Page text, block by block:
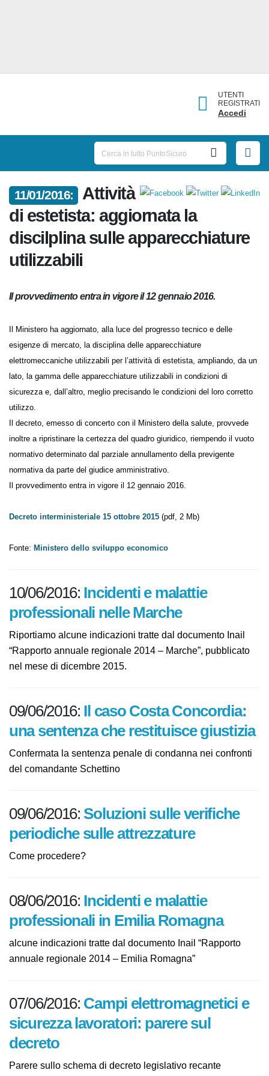
UTENTI
REGISTRATI
Accedi
11/01/2016:
Attività di estetista: aggiornata
la discilplina sulle
apparecchiature utilizzabili
Il provvedimento entra in vigore il 12 gennaio 2016.
Il Ministero ha aggiornato, alla luce del progresso tecnico e delle
esigenze di mercato, la disciplina delle apparecchiature
elettromeccaniche utilizzabili per l’attività di estetista, ampliando, da
un lato, la gamma delle apparecchiature utilizzabili in condizioni di
sicurezza e, dall’altro, meglio precisando le condizioni del loro corretto
utilizzo.
Il decreto, emesso di concerto con il Ministero della salute, provvede
inoltre a ripristinare la certezza del quadro giuridico, riempendo il
vuoto normativo determinato dal parziale annullamento della
previgente normativa da parte del giudice amministrativo.
Il provvedimento entra in vigore il 12 gennaio 2016.
Decreto interministeriale 15 ottobre 2015(pdf, 2 Mb)
Fonte: Ministero dello sviluppo economico
10/06/2016:Incidenti e malattie
professionali nelle Marche
Riportiamo alcune indicazioni tratte dal documento
Inail “Rapporto annuale regionale 2014 – Marche”,
pubblicato nel mese di dicembre 2015.
09/06/2016:Il caso Costa Concordia:
una sentenza che restituisce
giustizia
Confermata la sentenza penale di condanna nei
09/06/2016:Soluzioni sulle verifiche
periodiche sulle attrezzature
08/06/2016:Incidenti e malattie
professionali in Emilia Romagna
alcune indicazioni tratte dal documento Inail “Rapporto
07/06/2016:Campi elettromagnetici
e sicurezza lavoratori: parere sul
decreto